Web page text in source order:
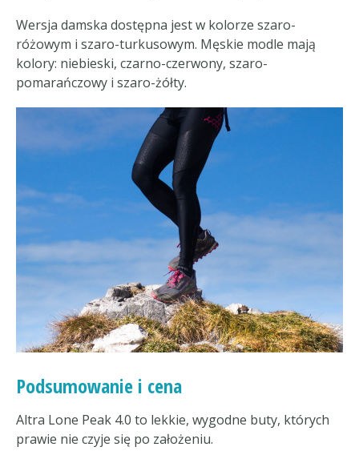
Wersja damska dostępna jest w kolorze szaro-
różowym i szaro-turkusowym. Męskie modle mają
kolory: niebieski, czarno-czerwony, szaro-
pomarańczowy i szaro-żółty.
Podsumowanie i cena
Altra Lone Peak 4.0 to lekkie, wygodne buty, których
prawie nie czyje się po założeniu.